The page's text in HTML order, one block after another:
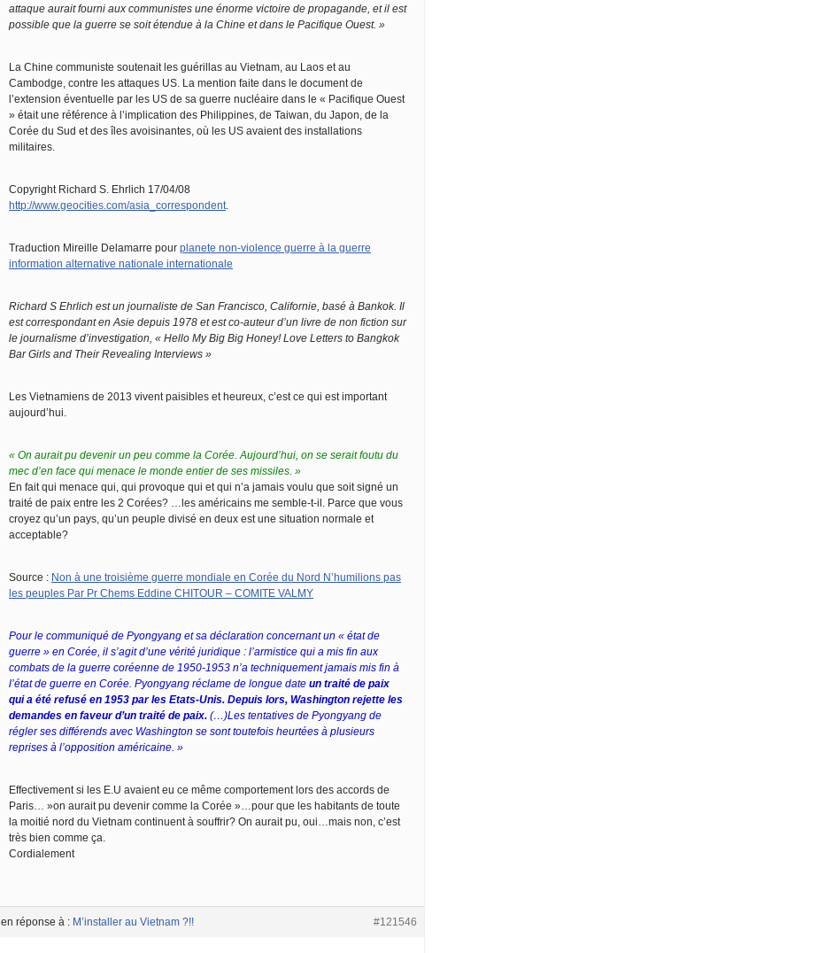
attaque aurait fourni aux communistes une énorme victoire de propagande, et il est
possible que la guerre se soit étendue à la Chine et dans le Pacifique Ouest. »
La Chine communiste soutenait les guérillas au Vietnam, au Laos et au
Cambodge, contre les attaques US. La mention faite dans le document de
l’extension éventuelle par les US de sa guerre nucléaire dans le « Pacifique Ouest
» était une référence à l’implication des Philippines, de Taiwan, du Japon, de la
Corée du Sud et des îles avoisinantes, où les US avaient des installations
militaires.
Copyright Richard S. Ehrlich 17/04/08
http://www.geocities.com/asia_correspondent.
Traduction Mireille Delamarre pour planete non-violence guerre à la guerre
information alternative nationale internationale
Richard S Ehrlich est un journaliste de San Francisco, Californie, basé à Bankok. Il
est correspondant en Asie depuis 1978 et est co-auteur d’un livre de non fiction sur
le journalisme d’investigation, « Hello My Big Big Honey! Love Letters to Bangkok
Bar Girls and Their Revealing Interviews »
Les Vietnamiens de 2013 vivent paisibles et heureux, c’est ce qui est important
aujourd’hui.
« On aurait pu devenir un peu comme la Corée. Aujourd’hui, on se serait foutu du
mec d’en face qui menace le monde entier de ses missiles. »
En fait qui menace qui, qui provoque qui et qui n’a jamais voulu que soit signé un
traité de paix entre les 2 Corées? …les américains me semble-t-il. Parce que vous
croyez qu’un pays, qu’un peuple divisé en deux est une situation normale et
acceptable?
Source : Non à une troisième guerre mondiale en Corée du Nord N’humilions pas
les peuples Par Pr Chems Eddine CHITOUR – COMITE VALMY
Pour le communiqué de Pyongyang et sa déclaration concernant un « état de
guerre » en Corée, il s’agit d’une vérité juridique : l’armistice qui a mis fin aux
combats de la guerre coréenne de 1950-1953 n’a techniquement jamais mis fin à
l’état de guerre en Corée. Pyongyang réclame de longue date un traité de paix
qui a été refusé en 1953 par les Etats-Unis. Depuis lors, Washington rejette les
demandes en faveur d’un traité de paix. (…)Les tentatives de Pyongyang de
régler ses différends avec Washington se sont toutefois heurtées à plusieurs
reprises à l’opposition américaine. »
Effectivement si les E.U avaient eu ce même comportement lors des accords de
Paris… »on aurait pu devenir comme la Corée »…pour que les habitants de toute
la moitié nord du Vietnam continuent à souffrir? On aurait pu, oui…mais non, c’est
très bien comme ça.
Cordialement
en réponse à : M’installer au Vietnam ?!! #121546